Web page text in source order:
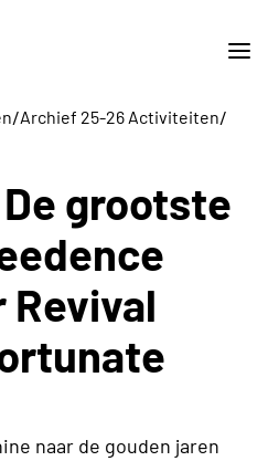
/Archief 25-26 Activiteiten/
De grootste
Revival
naar de gouden jaren